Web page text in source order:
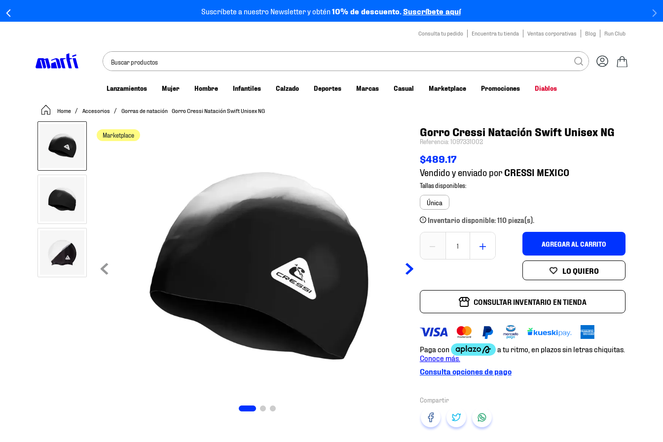
Suscríbete a nuestro Newsletter y obtén10% de descuento.Suscríbete aquí
Consulta tu pedido Encuentra tu tienda Ventas corporativas Blog Run Club
Buscar productos
Lanzamientos Mujer Hombre Infantiles Calzado Deportes Marcas Casual Marketplace Promociones Diablos
Accesorios Gorras de natación Gorro Cressi Natación Swift Unisex NG
Marketplace Gorro Cressi Natación Swift Unisex NG
Referencia:1097331002
$489.17
Vendido y enviado por
Única
Inventario disponible: 110 pieza(s).
＋
－ AGREGAR AL CARRITO
CONSULTAR INVENTARIO EN TIENDA
Consulta opciones de pago
tenis mujer
tenis hombre